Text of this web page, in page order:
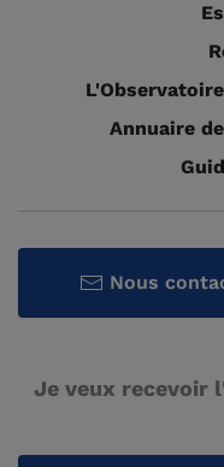
Annuaire
Nous
Je veux recevoir